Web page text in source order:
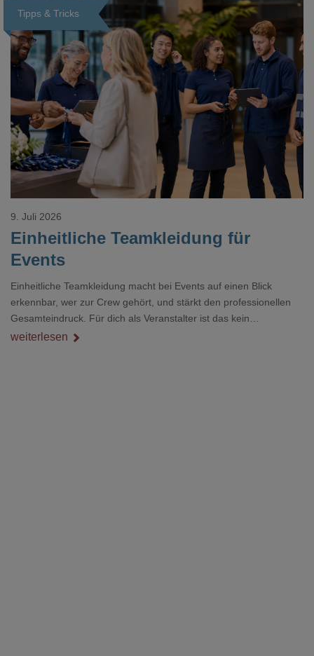
Tipps & Tricks
Loading...
Einheitliche Teamkleidung für
Events
9. Juli 2026
Einheitliche Teamkleidung macht bei Events auf einen Blick
erkennbar, wer zur Crew gehört, und stärkt den professionellen
Gesamteindruck. Für dich als Veranstalter ist das kein
Nebenthema: Bei Textilien mit Stickerei oder mehreren
weiterlesen